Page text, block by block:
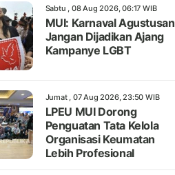
Sabtu , 08 Aug 2026, 06:17 WIB
MUI: Karnaval Agustusan
Jangan Dijadikan Ajang
Kampanye LGBT
Jumat , 07 Aug 2026, 23:50 WIB
LPEU MUI Dorong
Penguatan Tata Kelola
Organisasi Keumatan
Lebih Profesional